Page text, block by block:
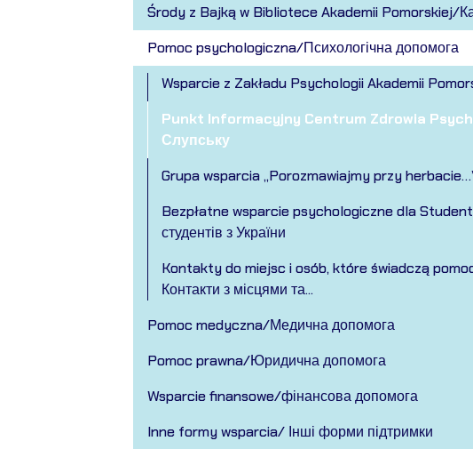
Środy z Bajką w Bibliotece Akademii Pomorskiej/
Pomoc psychologiczna/Психологічна допомога
Wsparcie z Zakładu Psychologii Akademii
Punkt Informacyjny Centrum Zdrowia
Слупську
Grupa wsparcia „Porozmawiajmy przy
Bezpłatne wsparcie psychologiczne dla
студентів з України
Kontakty do miejsc i osób, które świadczą
Контакти з місцями та...
Pomoc medyczna/Медична допомога
Pomoc prawna/Юридична допомога
Wsparcie finansowe/фінансова допомога
Inne formy wsparcia/ Інші форми підтримки